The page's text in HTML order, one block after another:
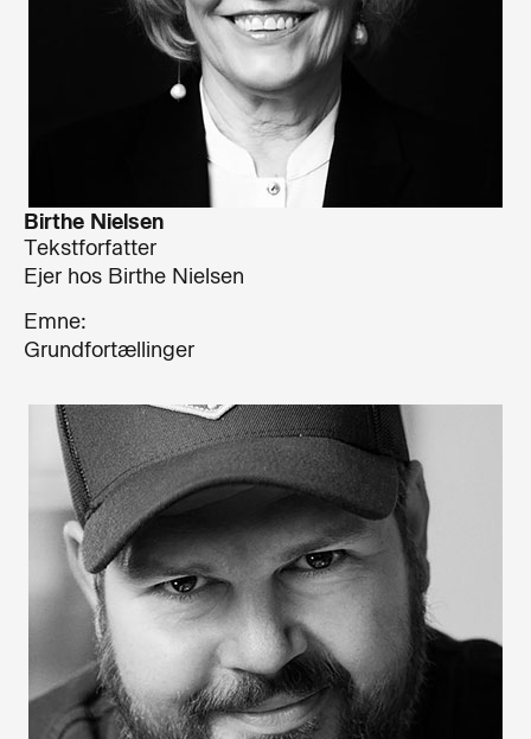
Birthe Nielsen
Tekstforfatter
Ejer hos Birthe Nielsen
Emne:
Grundfortællinger